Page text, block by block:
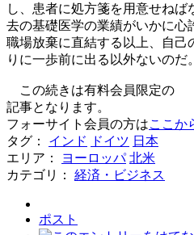
し、患者に処方箋を用意せねば
去の基礎医学の業績がいかに心
職場放棄に直結する以上、自己
りに一歩前に出る以外ないのだ。
この続きは有料会員限定の
記事となります。
フォーサイト会員の方はここか
タグ：
インド ドイツ 日本
エリア：
ヨーロッパ 北米
カテゴリ：
経済・ビジネス
ポスト